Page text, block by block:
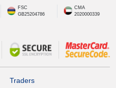
FSC
GB25204786
CMA
2020000339
Traders